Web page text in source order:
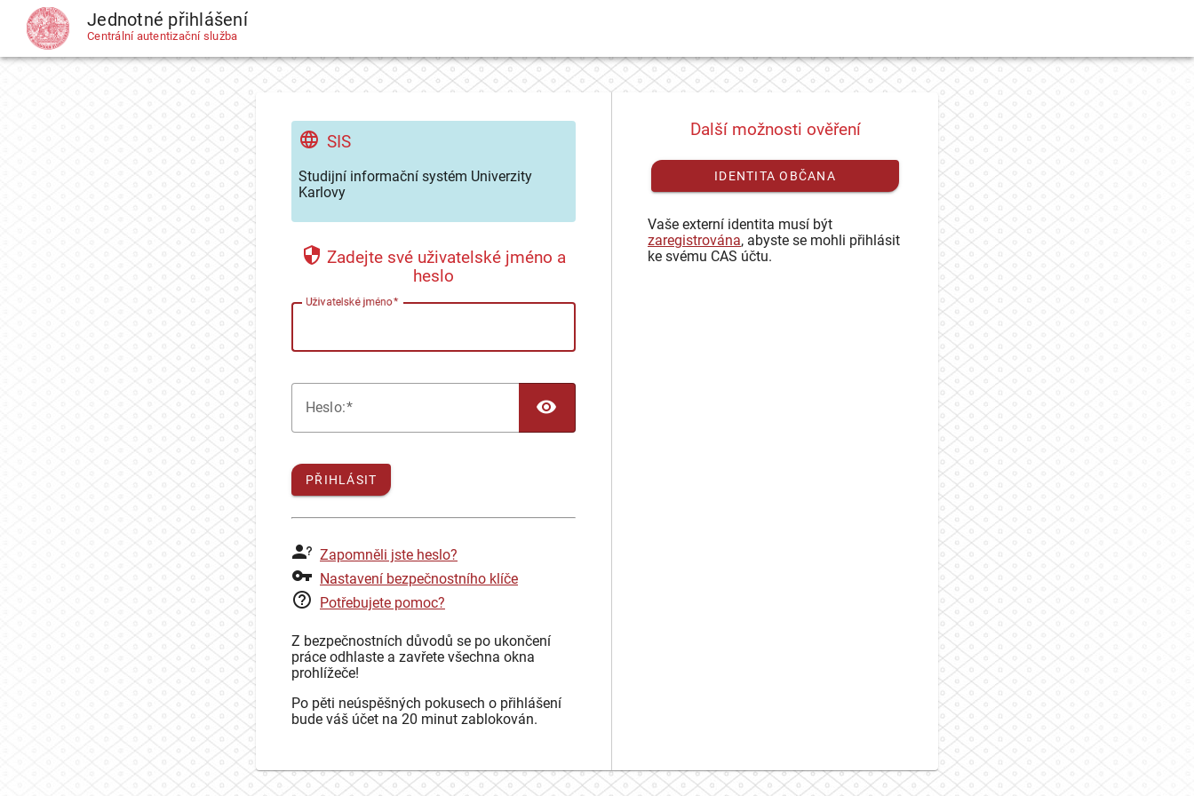
CAS Jednotné přihlášení
Centrální autentizační služba
SIS
Studijní informační systém Univerzity
Karlovy
Zadejte své uživatelské jméno a
heslo
Uživatelské jméno
Heslo:
PŘIHLÁSIT
Zapomněli jste heslo?
Nastavení bezpečnostního klíče
Potřebujete pomoc?
Z bezpečnostních důvodů se po ukončení
práce odhlaste a zavřete všechna okna
prohlížeče!
Po pěti neúspěšných pokusech o přihlášení
bude váš účet na 20 minut zablokován.
Další možnosti ověření
IDENTITA OBČANA
Vaše externí identita musí být
zaregistrována, abyste se mohli přihlásit
ke svému CAS účtu.